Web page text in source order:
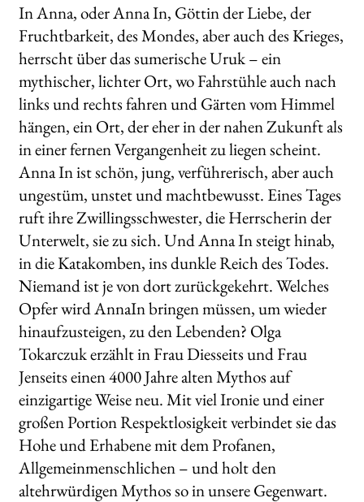
In Anna, oder Anna In, Göttin der Liebe, der
Fruchtbarkeit, des Mondes, aber auch des Krieges,
herrscht über das sumerische Uruk – ein
mythischer, lichter Ort, wo Fahrstühle auch nach
links und rechts fahren und Gärten vom Himmel
hängen, ein Ort, der eher in der nahen Zukunft als
in einer fernen Vergangenheit zu liegen scheint.
Anna In ist schön, jung, verführerisch, aber auch
ungestüm, unstet und machtbewusst. Eines Tages
ruft ihre Zwillingsschwester, die Herrscherin der
Unterwelt, sie zu sich. Und Anna In steigt hinab,
in die Katakomben, ins dunkle Reich des Todes.
Niemand ist je von dort zurückgekehrt. Welches
Opfer wird AnnaIn bringen müssen, um wieder
hinaufzusteigen, zu den Lebenden? Olga
Tokarczuk erzählt in Frau Dies­seits und Frau
Jenseits einen 4000 Jahre alten Mythos auf
einzigartige Weise neu. Mit viel Ironie und einer
großen Portion Respektlosigkeit verbindet sie das
Hohe und Erhabene mit dem Profanen,
Allgemeinmenschlichen – und holt den
altehrwürdigen Mythos so in unsere Gegenwart.